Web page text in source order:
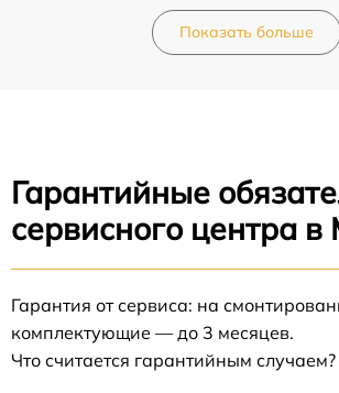
Показать больше
Гарантийные
сервисного центра в
Гарантия от сервиса: на
комплектующие — до 3 месяцев.
Что считается гарантийным случаем?